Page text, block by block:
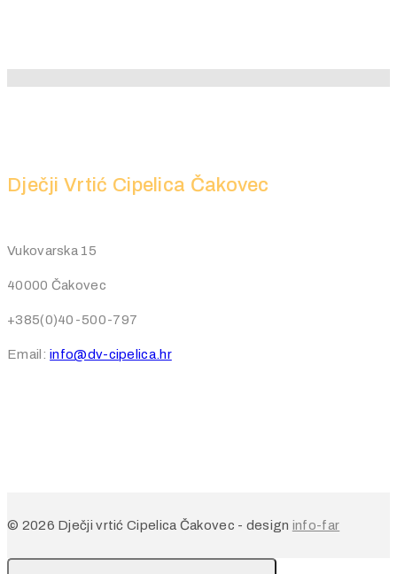
Dječji Vrtić Cipelica Čakovec
Vukovarska 15
40000 Čakovec
+385(0)40-500-797
Email:info@dv-cipelica.hr
© 2026 Dječji vrtić Cipelica Čakovec - design info-far